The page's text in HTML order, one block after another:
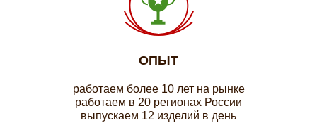
ОПЫТ
работаем более 10 лет на рынке
работаем в 20 регионах России
выпускаем 12 изделий в день